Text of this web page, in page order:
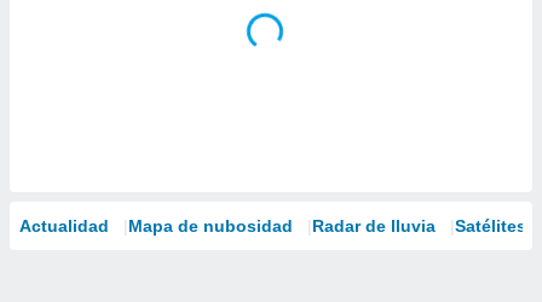
Actualidad Mapa de nubosidad Radar de lluvia Satélites